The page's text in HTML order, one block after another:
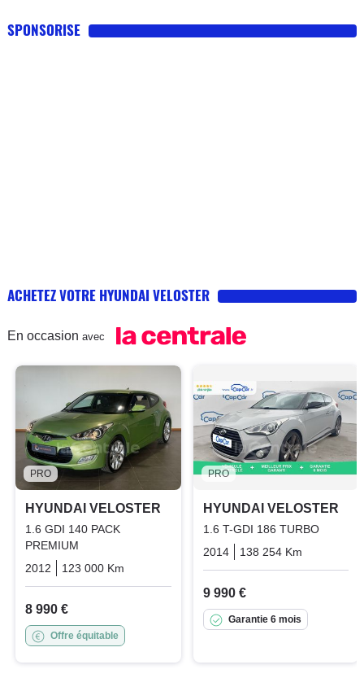
SPONSORISE
ACHETEZ VOTRE HYUNDAI VELOSTER
En occasion avec
PRO
HYUNDAI VELOSTER
1.6 GDI 140 PACK
PREMIUM
2012
123 000 Km Essence
8 990 €
Offre équitable
PRO
HYUNDAI VELOSTER
1.6 T-GDI 186 TURBO
2014
138 254 Km
9 990 €
Garantie 6 mois